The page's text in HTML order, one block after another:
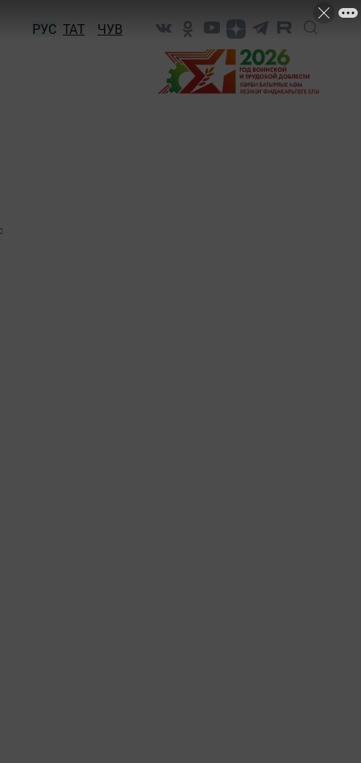
РУС ТАТ ЧУВ